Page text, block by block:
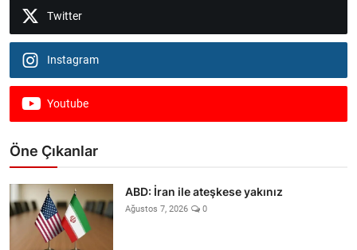
Twitter
Instagram
Youtube
Öne Çıkanlar
ABD: İran ile ateşkese yakınız
Ağustos 7, 2026 0